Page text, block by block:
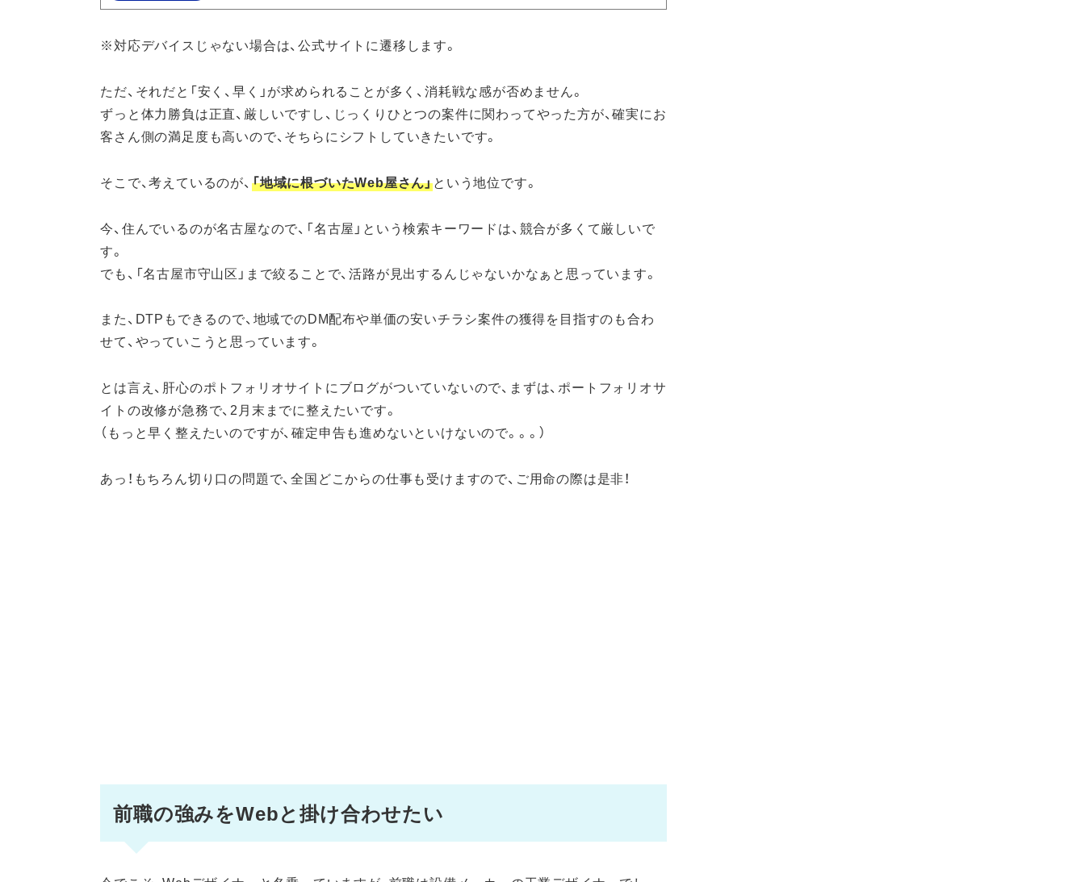
※対応デバイスじゃない場合は、公式サイトに遷移します。
ただ、それだと「安く、早く」が求められることが多く、消耗戦な感が否めません。
ずっと体力勝負は正直、厳しいですし、じっくりひとつの案件に関わってやった方が、確実にお
客さん側の満足度も高いので、そちらにシフトしていきたいです。
そこで、考えているのが、 「地域に根づいたWeb屋さん」という地位です。
今、住んでいるのが名古屋なので、「名古屋」という検索キーワードは、競合が多くて厳しいで
す。
でも、「名古屋市守山区」まで絞ることで、活路が見出するんじゃないかなぁと思っています。
また、DTPもできるので、地域でのDM配布や単価の安いチラシ案件の獲得を目指すのも合わ
せて、やっていこうと思っています。
とは言え、肝心のポトフォリオサイトにブログがついていないので、まずは、ポートフォリオサ
イトの改修が急務で、2月末までに整えたいです。
（もっと早く整えたいのですが、確定申告も進めないといけないので。。。）
あっ！もちろん切り口の問題で、全国どこからの仕事も受けますので、ご用命の際は是非！
前職の強みをWebと掛け合わせたい